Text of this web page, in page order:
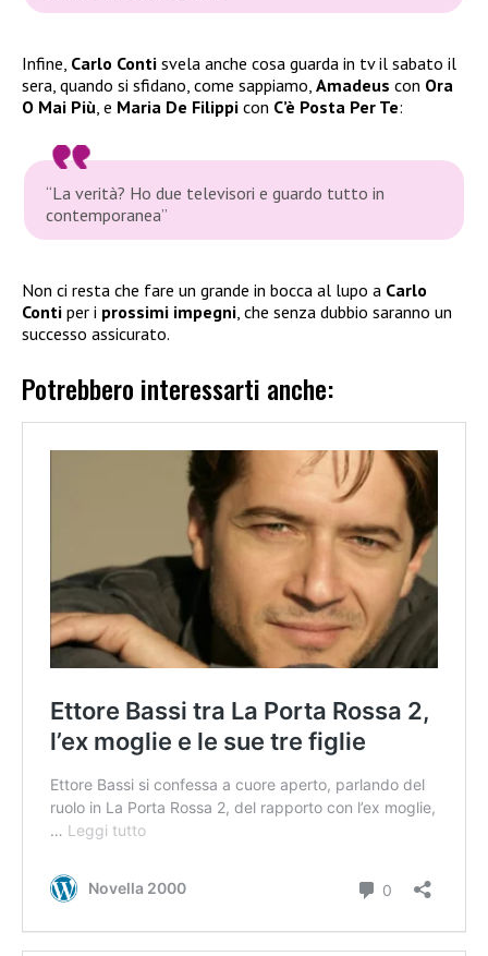
Infine, Carlo Conti svela anche cosa guarda in tv il sabato il
sera, quando si sfidano, come sappiamo, Amadeus con Ora
O Mai Più , e Maria De Filippi con C’è Posta Per Te:
“La verità? Ho due televisori e guardo tutto in
contemporanea”
Non ci resta che fare un grande in bocca al lupo a Carlo
Conti per i prossimi impegni, che senza dubbio saranno un
successo assicurato.
Potrebbero interessarti anche: